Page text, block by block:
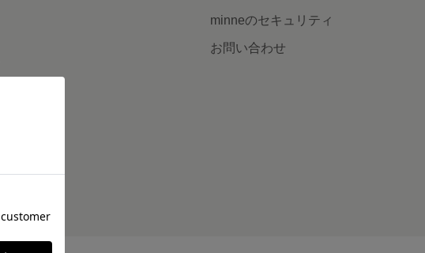
minneのセキュリティ
お問い合わせ